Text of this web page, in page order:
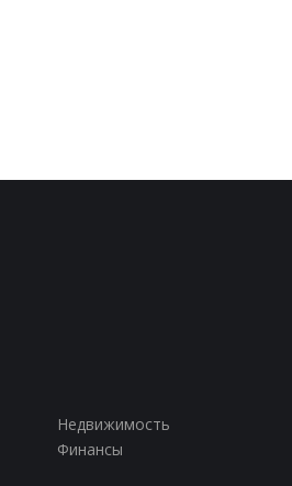
Недвижимость
Финансы